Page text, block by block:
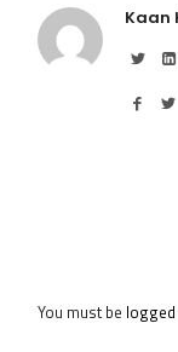
Kaan
You must be logged